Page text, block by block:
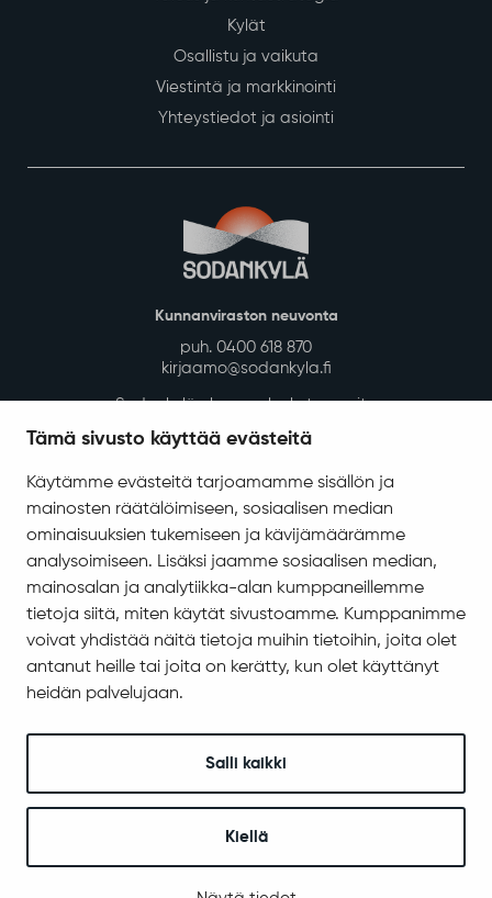
Tämä sivusto käyttää evästeitä
Käytämme evästeitä tarjoamamme sisällön ja
mainosten räätälöimiseen, sosiaalisen median
ominaisuuksien tukemiseen ja kävijämäärämme
analysoimiseen. Lisäksi jaamme sosiaalisen median,
mainosalan ja analytiikka-alan kumppaneillemme
tietoja siitä, miten käytät sivustoamme. Kumppanimme
voivat yhdistää näitä tietoja muihin tietoihin, joita olet
antanut heille tai joita on kerätty, kun olet käyttänyt
heidän palvelujaan.
Salli kaikki
Kiellä
Kylät
Osallistu ja vaikuta
Viestintä ja markkinointi
Yhteystiedot ja asiointi
Kunnanviraston neuvonta
puh. 0400 618 870
kirjaamo@sodankyla.fi
Sodankylän kunnan laskutusosoite
Tietosuoja
Saavutettavuus
Asiakirjajulkisuuskuvaus
Evästeiden hallinta
Jäämerentie 1, 99601 Sodankylä
Kaikki yhteystiedot
Henkilökunnan intranet